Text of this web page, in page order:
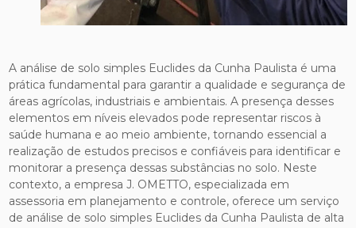
A análise de solo simples Euclides da Cunha Paulista é uma
prática fundamental para garantir a qualidade e segurança de
áreas agrícolas, industriais e ambientais. A presença desses
elementos em níveis elevados pode representar riscos à
saúde humana e ao meio ambiente, tornando essencial a
realização de estudos precisos e confiáveis para identificar e
monitorar a presença dessas substâncias no solo. Neste
contexto, a empresa J. OMETTO, especializada em
assessoria em planejamento e controle, oferece um serviço
de análise de solo simples Euclides da Cunha Paulista de alta